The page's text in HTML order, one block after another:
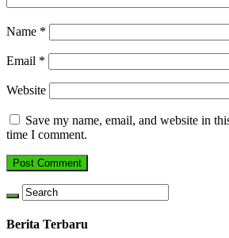
Name *
Email *
Website
Save my name, email, and website in
time I comment.
Berita Terbaru